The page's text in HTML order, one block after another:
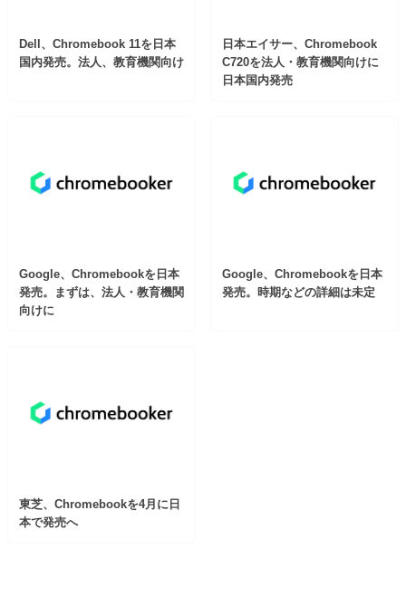
Dell、Chromebook 11を日本
国内発売。法人、教育機関向け
日本エイサー、Chromebook
C720を法人・教育機関向けに
日本国内発売
Google、Chromebookを日本
発売。まずは、法人・教育機関
向けに
Google、Chromebookを日本
発売。時期などの詳細は未定
東芝、Chromebookを4月に日
本で発売へ